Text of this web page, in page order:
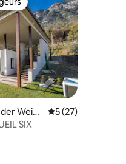
parmi les plus aimés
Weins
Note moyenne de
5 (27)
SIX